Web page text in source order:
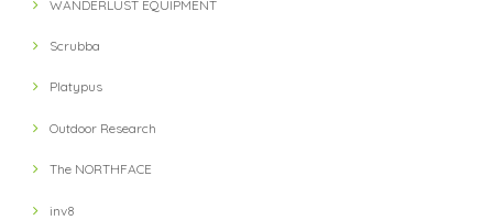
WANDERLUST EQUIPMENT
Scrubba
Platypus
Outdoor Research
The NORTHFACE
inv8